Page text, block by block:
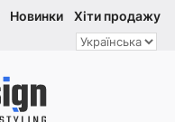
Новинки Хіти продажу